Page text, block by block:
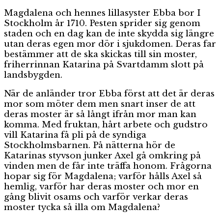
Magdalena och hennes lillasyster Ebba bor I
Stockholm år 1710. Pesten sprider sig genom
staden och en dag kan de inte skydda sig längre
utan deras egen mor dör i sjukdomen. Deras far
bestämmer att de ska skickas till sin moster,
friherrinnan Katarina på Svartdamm slott på
landsbygden.
När de anländer tror Ebba först att det är deras
mor som möter dem men snart inser de att
deras moster är så långt ifrån mor man kan
komma. Med fruktan, hårt arbete och gudstro
vill Katarina få pli på de syndiga
Stockholmsbarnen. På nätterna hör de
Katarinas styvson junker Axel gå omkring på
vinden men de får inte träffa honom. Frågorna
hopar sig för Magdalena; varför hålls Axel så
hemlig, varför har deras moster och mor en
gång blivit osams och varför verkar deras
moster tycka så illa om Magdalena?